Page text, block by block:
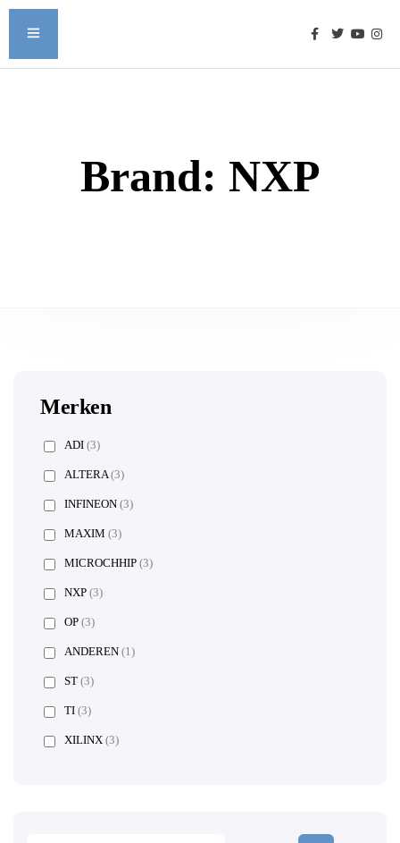
Brand: NXP
Merken
ADI (3)
ALTERA(3)
INFINEON (3)
MAXIM (3)
MICROCHHIP (3)
NXP (3)
OP (3)
ANDEREN (1)
ST (3)
TI (3)
XILINX (3)